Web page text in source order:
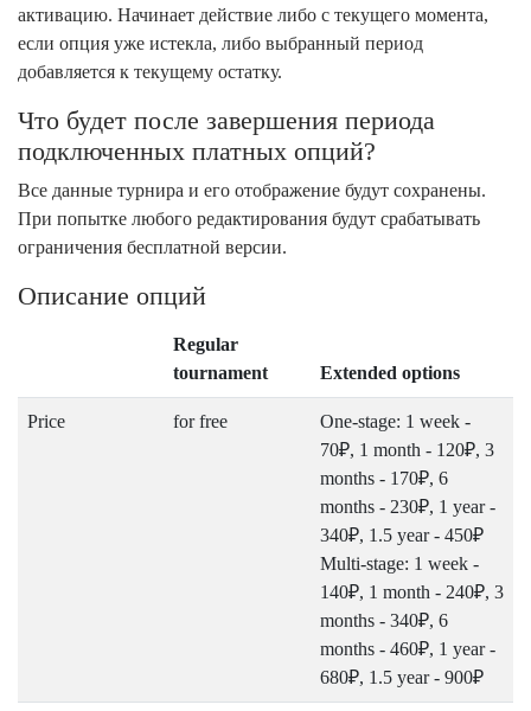
активацию. Начинает действие либо с текущего момента,
если опция уже истекла, либо выбранный период
добавляется к текущему остатку.
Что будет после завершения периода
подключенных платных опций?
Все данные турнира и его отображение будут сохранены.
При попытке любого редактирования будут срабатывать
ограничения бесплатной версии.
Описание опций
Regular
tournament
Extended options
Price for free
One-stage: 1 week -
70₽, 1 month - 120₽, 3
months - 170₽, 6
months - 230₽, 1 year -
340₽, 1.5 year - 450₽
Multi-stage: 1 week -
140₽, 1 month - 240₽, 3
months - 340₽, 6
months - 460₽, 1 year -
680₽, 1.5 year - 900₽